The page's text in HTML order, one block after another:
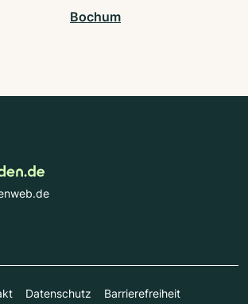
Bochum
Datenschutz Barrierefreiheit